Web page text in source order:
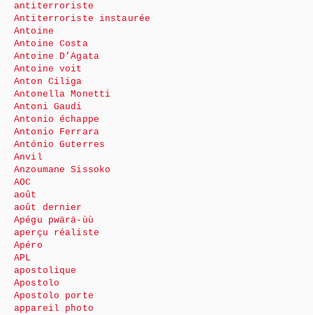
antiterroriste
Antiterroriste instaurée
Antoine
Antoine Costa
Antoine D’Agata
Antoine voit
Anton Ciliga
Antonella Monetti
Antoni Gaudi
Antonio échappe
Antonio Ferrara
António Guterres
Anvil
Anzoumane Sissoko
AOC
août
août dernier
Apégu pwärä-ùù
aperçu réaliste
Apéro
APL
apostolique
Apostolo
Apostolo porte
appareil photo